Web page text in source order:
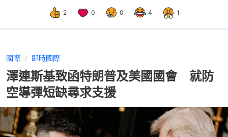
2 0 0 4 1
國際 即時國際
澤連斯基致函特朗普及美國國會 就防
空導彈短缺尋求支援